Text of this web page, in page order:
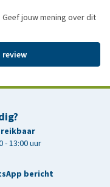
Geef jouw mening over dit
- 13:00 uur
bericht